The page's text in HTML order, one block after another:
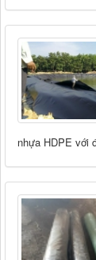
nhựa HDPE với